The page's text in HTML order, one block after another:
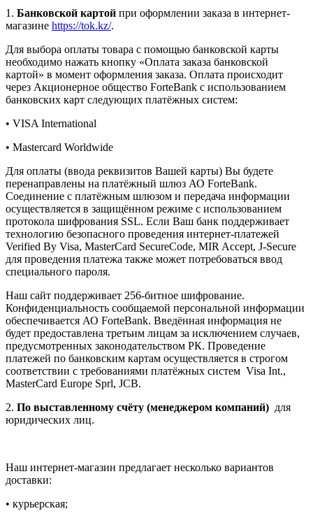
1. Банковской картой при оформлении заказа в интернет-
магазине https://tok.kz/.
Для выбора оплаты товара с помощью банковской карты
необходимо нажать кнопку «Оплата заказа банковской
картой» в момент оформления заказа. Оплата происходит
через Акционерное общество ForteBank с использованием
банковских карт следующих платёжных систем:
• VISA International
• Mastercard Worldwide
Для оплаты (ввода реквизитов Вашей карты) Вы будете
перенаправлены на платёжный шлюз АО ForteBank.
Соединение с платёжным шлюзом и передача информации
осуществляется в защищённом режиме с использованием
протокола шифрования SSL. Если Ваш банк поддерживает
технологию безопасного проведения интернет-платежей
Verified By Visa, MasterCard SecureCode, MIR Accept, J-Secure
для проведения платежа также может потребоваться ввод
специального пароля.
Наш сайт поддерживает 256-битное шифрование.
Конфиденциальность сообщаемой персональной информации
обеспечивается АО ForteBank. Введённая информация не
будет предоставлена третьим лицам за исключением случаев,
предусмотренных законодательством РК. Проведение
платежей по банковским картам осуществляется в строгом
соответствии с требованиями платёжных систем Visa Int.,
MasterCard Europe Sprl, JCB.
2. По выставленному счёту (менеджером компаний) для
юридических лиц.
Наш интернет-магазин предлагает несколько вариантов
доставки:
• курьерская;